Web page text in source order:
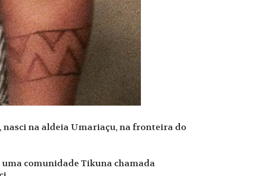
nasci na aldeia Umariaçu, na fronteira do
comunidade Tikuna chamada